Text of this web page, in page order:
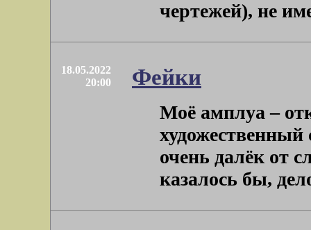
чертежей), не
18.05.2022
20:00
Фейки
Моё амплуа –
художественный
очень далёк от
казалось бы,